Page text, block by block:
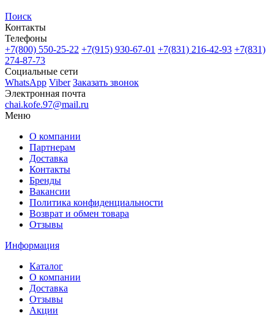
Поиск
Контакты
Телефоны
+7(800) 550-25-22 +7(915) 930-67-01 +7(831) 216-42-93 +7(831)
274-87-73
Социальные сети
WhatsApp Viber Заказать звонок
Электронная почта
chai.kofe.97@mail.ru
Меню
О компании
Партнерам
Доставка
Контакты
Бренды
Вакансии
Политика конфиденциальности
Возврат и обмен товара
Отзывы
Информация
Каталог
О компании
Доставка
Отзывы
Акции